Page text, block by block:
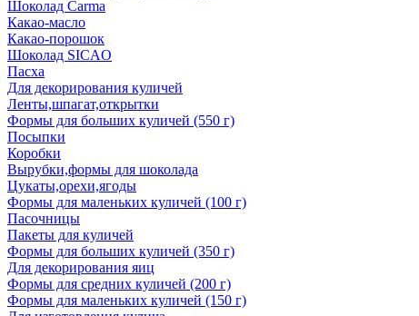
Шоколад Carma
Какао-масло
Какао-порошок
Шоколад SICAO
Пасха
Для декорирования куличей
Ленты,шпагат,открытки
Формы для больших куличей (550 г)
Посыпки
Коробки
Вырубки,формы для шоколада
Цукаты,орехи,ягоды
Формы для маленьких куличей (100 г)
Пасочницы
Пакеты для куличей
Формы для больших куличей (350 г)
Для декорирования яиц
Формы для средних куличей (200 г)
Формы для маленьких куличей (150 г)